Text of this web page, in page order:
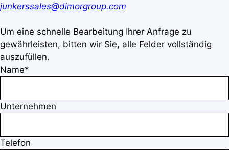
junkerssales@dimorgroup.com
Um eine schnelle Bearbeitung Ihrer Anfrage zu
gewährleisten, bitten wir Sie, alle Felder vollständig
auszufüllen.
Name*
Unternehmen
Telefon